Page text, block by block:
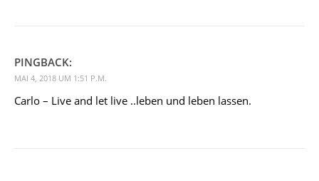
PINGBACK:
MAI 4, 2018 UM 1:51 P.M.
Carlo – Live and let live ..leben und leben lassen.